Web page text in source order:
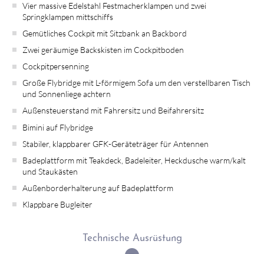
Vier massive Edelstahl Festmacherklampen und zwei
Springklampen mittschiffs
Gemütliches Cockpit mit Sitzbank an Backbord
Zwei geräumige Backskisten im Cockpitboden
Cockpitpersenning
Große Flybridge mit L-förmigem Sofa um den verstellbaren Tisch
und Sonnenliege achtern
Außensteuerstand mit Fahrersitz und Beifahrersitz
Bimini auf Flybridge
Stabiler, klappbarer GFK-Geräteträger für Antennen
Badeplattform mit Teakdeck, Badeleiter, Heckdusche warm/kalt
und Staukästen
Außenborderhalterung auf Badeplattform
Klappbare Bugleiter
Technische Ausrüstung